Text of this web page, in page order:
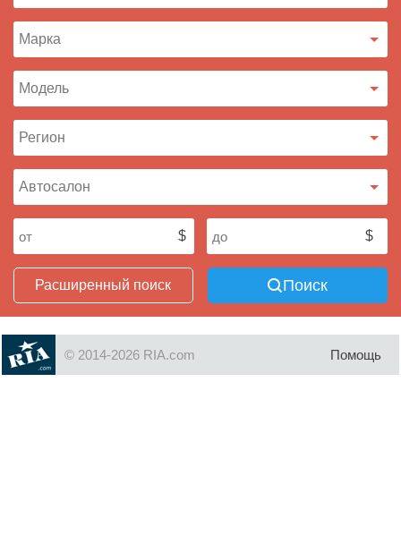
Расширенный поиск Поиск
© 2014-2026 RIA.com Помощь